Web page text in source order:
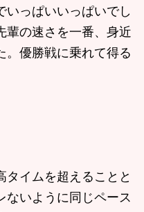
っぱいいっぱいでし
輩の速さを一番、身近
。優勝戦に乗れて得る
イムを超えることと
ないように同じペース